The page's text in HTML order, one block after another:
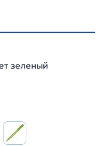
зеленый